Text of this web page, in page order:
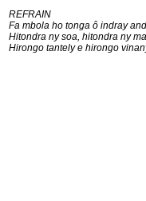
REFRAIN
Fa mbola ho tonga ô indray
Hitondra ny soa, hitondra ny
Hirongo tantely e hirongo